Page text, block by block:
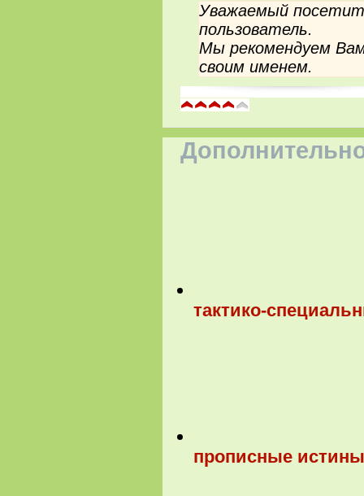
Уважаемый
пользователь.
Мы рекомендуем
своим именем.
тактико-
прописные